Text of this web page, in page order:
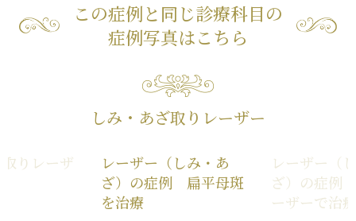
この症例と同じ診療科目の
症例写真はこちら
しみ・あざ取りレーザー
りレーザ
レーザー（しみ・あ
ざ）の症例 扁平母斑
を治療
レーザー（
ざ）の症例
ーザーで治療